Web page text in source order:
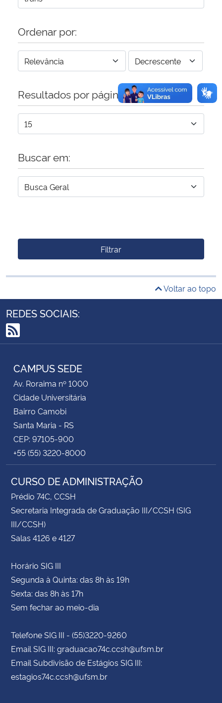
Ordenar por:
Resultados por página:
Buscar em:
Filtrar
Voltar ao topo
REDES SOCIAIS:
RSS
CAMPUS SEDE
Av. Roraima nº 1000
Cidade Universitária
Bairro Camobi
Santa Maria - RS
CEP: 97105-900
+55 (55) 3220-8000
CURSO DE ADMINISTRAÇÃO
Prédio 74C, CCSH
Secretaria Integrada de Graduação III/CCSH (SIG
III/CCSH)
Salas 4126 e 4127
Horário SIG III
Segunda à Quinta: das 8h às 19h
Sexta: das 8h às 17h
Sem fechar ao meio-dia
Telefone SIG III - (55)3220-9260
Email SIG III: graduacao74c.ccsh@ufsm.br
Email Subdivisão de Estágios SIG III:
estagios74c.ccsh@ufsm.br